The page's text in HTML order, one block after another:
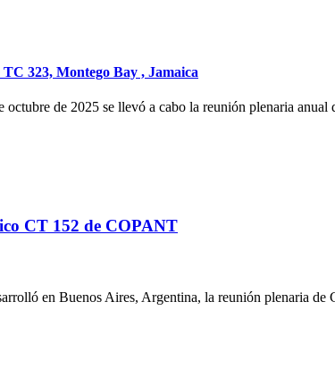
323, Montego Bay , Jamaica
octubre de 2025 se llevó a cabo la reunión plenaria
CT 152 de COPANT
en Buenos Aires, Argentina, la reunión plenaria